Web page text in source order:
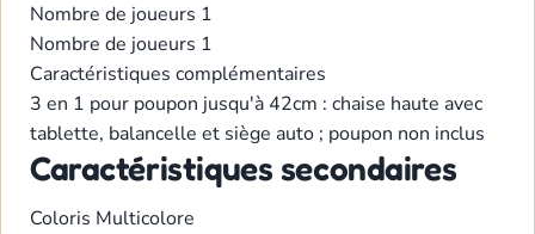
Nombre de joueurs 1
Nombre de joueurs 1
Caractéristiques complémentaires
3 en 1 pour poupon jusqu'à 42cm : chaise haute avec
tablette, balancelle et siège auto ; poupon non inclus
Caractéristiques secondaires
Coloris Multicolore